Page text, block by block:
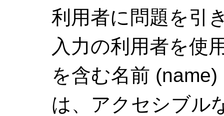
利用者に問題を引
入力の利用者を使
を含む名前
は、アクセシブル